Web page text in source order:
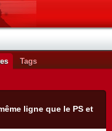
Tags
ligne que le PS et